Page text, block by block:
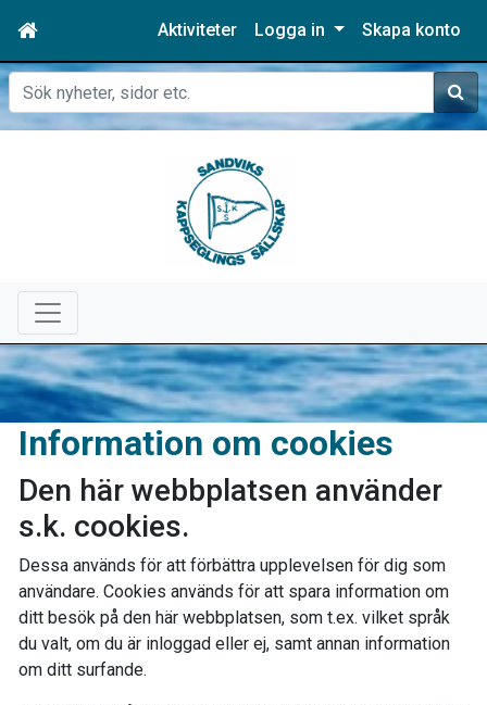
Aktiviteter Logga in Skapa konto
Sök
Information om cookies
Den här webbplatsen använder
s.k. cookies.
Dessa används för att förbättra upplevelsen för dig som
användare. Cookies används för att spara information om
ditt besök på den här webbplatsen, som t.ex. vilket språk
du valt, om du är inloggad eller ej, samt annan information
om ditt surfande.